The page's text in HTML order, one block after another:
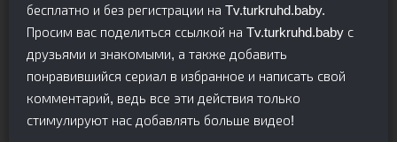
бесплатно и без регистрации на Tv.turkruhd.baby.
Просим вас поделиться ссылкой на Tv.turkruhd.baby с
друзьями и знакомыми, а также добавить
понравившийся сериал в избранное и написать свой
комментарий, ведь все эти действия только
стимулируют нас добавлять больше видео!